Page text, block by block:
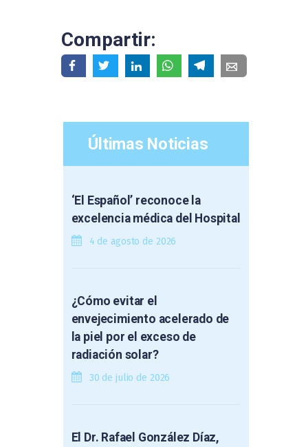
Compartir:
Últimas Noticias
‘El Español’ reconoce la
excelencia médica del Hospital
4 de agosto de 2026
¿Cómo evitar el
envejecimiento acelerado de
la piel por el exceso de
radiación solar?
30 de julio de 2026
El Dr. Rafael González Díaz,